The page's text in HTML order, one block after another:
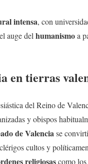
intensa, con
auge del humanismoa
en tierras
del Reino de
y obispos
de Valenciase
cultos y
religiosascomo